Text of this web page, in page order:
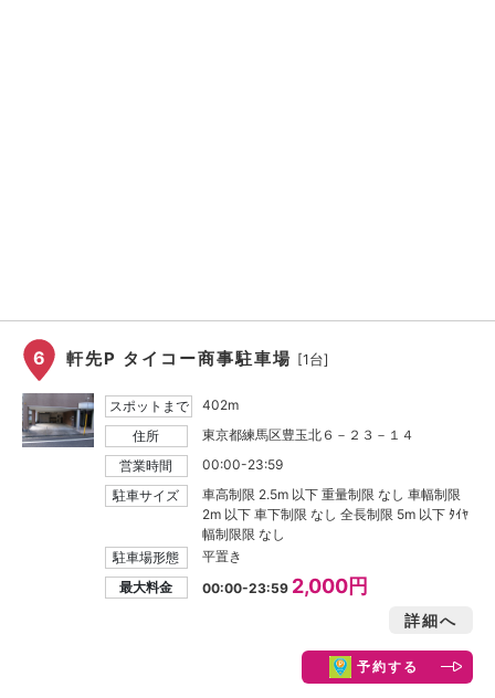
6 軒先P タイコー商事駐車場 [1台]
スポットまで
402m
住所
東京都練馬区豊玉北６－２３－１４
営業時間
00:00-23:59
駐車サイズ
車高制限 2.5m 以下 重量制限 なし 車幅制限
2m 以下 車下制限 なし 全長制限 5m 以下 ﾀｲﾔ
幅制限限 なし
駐車場形態
平置き
最大料金
00:00-23:59 2,000円
詳細へ
予約する